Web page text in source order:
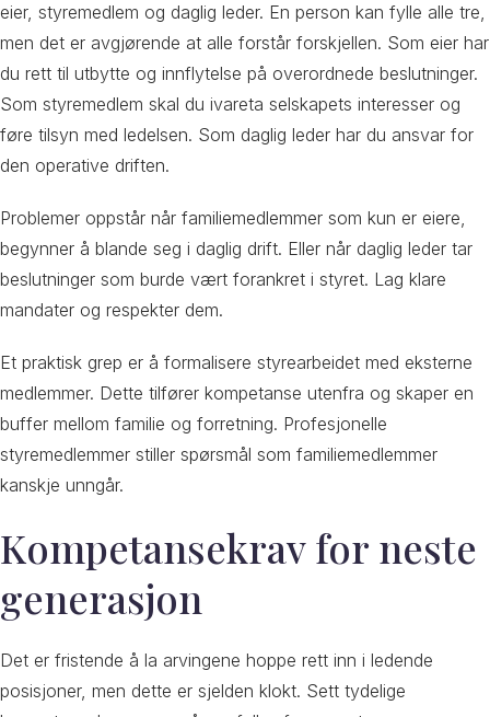
eier, styremedlem og daglig leder. En person kan fylle alle tre,
men det er avgjørende at alle forstår forskjellen. Som eier har
du rett til utbytte og innflytelse på overordnede beslutninger.
Som styremedlem skal du ivareta selskapets interesser og
føre tilsyn med ledelsen. Som daglig leder har du ansvar for
den operative driften.
Problemer oppstår når familiemedlemmer som kun er eiere,
begynner å blande seg i daglig drift. Eller når daglig leder tar
beslutninger som burde vært forankret i styret. Lag klare
mandater og respekter dem.
Et praktisk grep er å formalisere styrearbeidet med eksterne
medlemmer. Dette tilfører kompetanse utenfra og skaper en
buffer mellom familie og forretning. Profesjonelle
styremedlemmer stiller spørsmål som familiemedlemmer
kanskje unngår.
Kompetansekrav for neste
generasjon
Det er fristende å la arvingene hoppe rett inn i ledende
posisjoner, men dette er sjelden klokt. Sett tydelige